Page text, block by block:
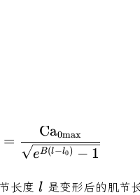
=
eB(l−l0) − 1
Ca0max
长度l
l 是变形后的肌节